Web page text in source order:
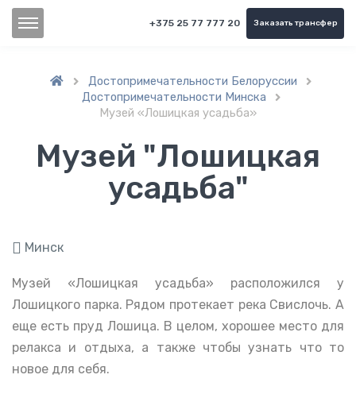
+375 25 77 777 20 Заказать трансфер
 Достопримечательности Белоруссии 
Достопримечательности Минска 
Музей «Лошицкая усадьба»
Музей "Лошицкая
усадьба"
Минск
Музей «Лошицкая усадьба» расположился у
Лошицкого парка. Рядом протекает река Свислочь. А
еще есть пруд Лошица. В целом, хорошее место для
релакса и отдыха, а также чтобы узнать что то
новое для себя.